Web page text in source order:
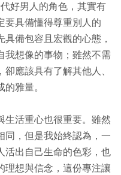
好男人的角色，其實有
要具備懂得尊重別人的
備包容且宏觀的心態，
我想像的事物；雖然不需
應該具有了解其他人、
雅量。
生活重心也很重要。雖然
同，但是我始終認為，一
活出自己生命的色彩，也
理想與信念，這份專注讓